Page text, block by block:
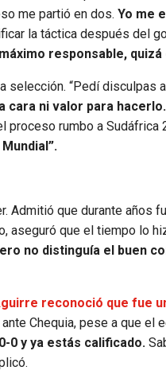
me partió en dos. Yo me
la táctica después del
responsable,
selección. “Pedí disculpas
ni valor para
rumbo a Sudáfrica
Admitió que durante años
aseguró que el tiempo lo
no distinguía el buen
reconoció que fue
Chequia, pese a que el
0 y ya estás calificado.